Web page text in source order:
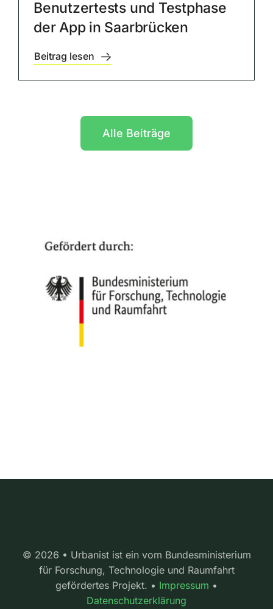
Benutzertests und Testphase
der App in Saarbrücken
Beitrag lesen
Alle Beiträge
© 2026 • Urbanist ist ein vom Bundesministerium
für Forschung, Technologie und Raumfahrt
gefördertes Projekt. • Impressum •
Datenschutzerklärung